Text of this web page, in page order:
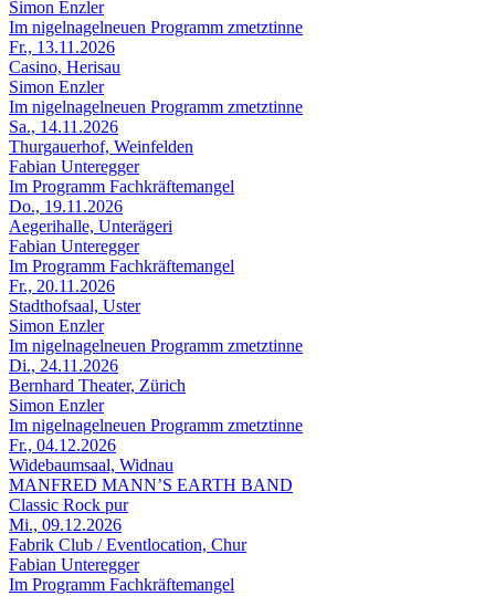
Simon Enzler
Im nigelnagelneuen Programm zmetztinne
Fr., 13.11.2026
Casino, Herisau
Simon Enzler
Im nigelnagelneuen Programm zmetztinne
Sa., 14.11.2026
Thurgauerhof, Weinfelden
Fabian Unteregger
Im Programm Fachkräftemangel
Do., 19.11.2026
Aegerihalle, Unterägeri
Fabian Unteregger
Im Programm Fachkräftemangel
Fr., 20.11.2026
Stadthofsaal, Uster
Simon Enzler
Im nigelnagelneuen Programm zmetztinne
Di., 24.11.2026
Bernhard Theater, Zürich
Simon Enzler
Im nigelnagelneuen Programm zmetztinne
Fr., 04.12.2026
Widebaumsaal, Widnau
MANFRED MANN’S EARTH BAND
Classic Rock pur
Mi., 09.12.2026
Fabrik Club / Eventlocation, Chur
Fabian Unteregger
Im Programm Fachkräftemangel